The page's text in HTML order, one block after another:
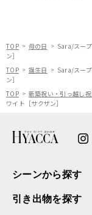
TOP 母の日
Sara/スー
ン］
TOP
誕生日
Sara/スー
ン］
TOP
新築祝い・引っ越し
ワイト［サクザン］
シーンから探す
引き出物を探す